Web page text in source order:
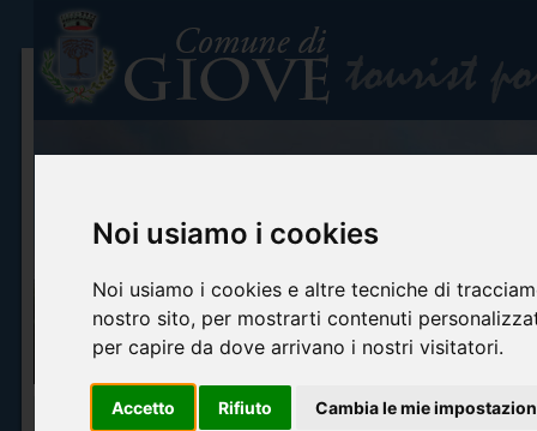
Noi usiamo i cookies
Noi usiamo i cookies e altre tecniche di
nostro sito, per mostrarti contenuti
per capire da dove arrivano i nostri visitatori.
Accetto Rifiuto Cambia le mie
Tourist information Art and culture What to see